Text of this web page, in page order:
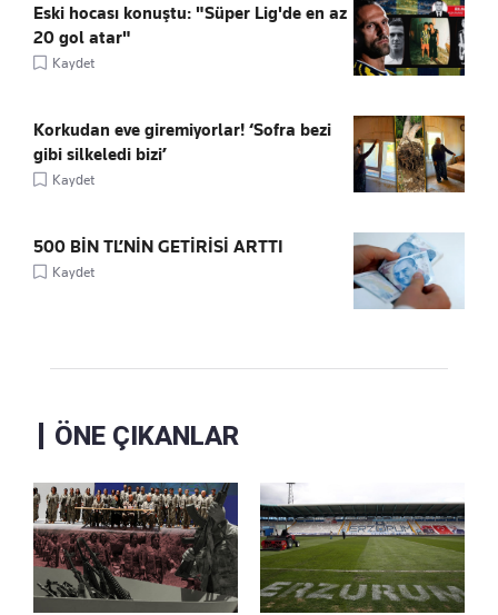
Eski hocası konuştu: "Süper Lig'de en az
20 gol atar"
Kaydet
Korkudan eve giremiyorlar! ‘Sofra bezi
gibi silkeledi bizi’
Kaydet
500 BİN TL’NİN GETİRİSİ ARTTI
Kaydet
ÖNE ÇIKANLAR